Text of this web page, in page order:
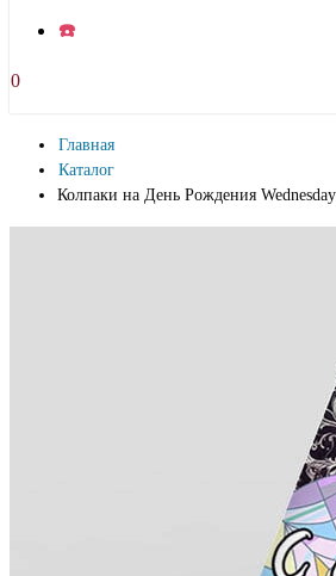
☎️
0
Главная
Каталог
Колпаки на День Рождения